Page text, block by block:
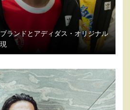
ランドとアディダス・オリジナル